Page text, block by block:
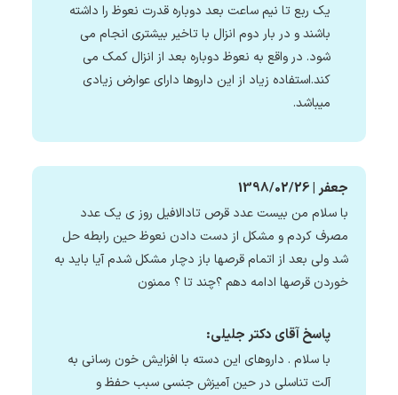
یک ربع تا نیم ساعت بعد دوباره قدرت نعوظ را داشته
باشند و در بار دوم انزال با تاخیر بیشتری انجام می
شود. در واقع به نعوظ دوباره بعد از انزال کمک می
کند.استفاده زیاد از این داروها دارای عوارض زیادی
میباشد.
جعفر | 1398/02/26
با سلام من بیست عدد قرص تادالافیل روز ی یک عدد
مصرف کردم و مشکل از دست دادن نعوظ حین رابطه حل
شد ولی بعد از اتمام قرصها باز دچار مشکل شدم آیا باید به
خوردن قرصها ادامه دهم ؟چند تا ؟ ممنون
پاسخ آقای دکتر جلیلی:
با سلام . داروهای این دسته با افزایش خون رسانی به
آلت تناسلی در حین آمیزش جنسی سبب حفظ و